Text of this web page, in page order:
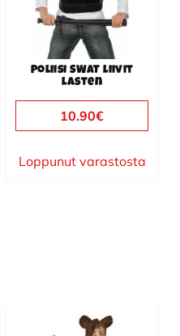
Poliisi SWAT liivit
lasten
10.90€
Loppunut varastosta